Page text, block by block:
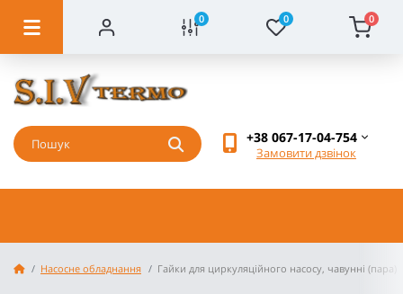
0 0 0
+38 067-17-04-754
Замовити дзвінок
Насосне обладнання Гайки для циркуляційного насосу, чавунні (пара)